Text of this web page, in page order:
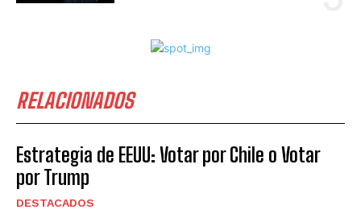
RELACIONADOS
Estrategia de EEUU: Votar por Chile o Votar
por Trump
DESTACADOS